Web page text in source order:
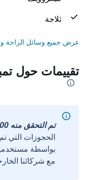
ثلاجة
عرض جميع وسائل الراحة
تقييمات حول
تم التحقق منه 100%
الحجوزات التي
مع شركائنا